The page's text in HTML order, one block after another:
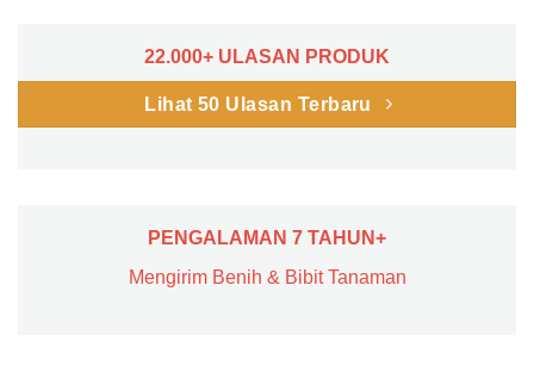
22.000+ ULASAN PRODUK
Lihat 50 Ulasan Terbaru
PENGALAMAN 7 TAHUN+
Mengirim Benih & Bibit Tanaman